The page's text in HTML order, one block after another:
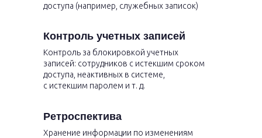
Контроль учетных записей
Контроль за блокировкой учетных
записей: сотрудников с истекшим сроком
доступа, неактивных в системе,
с истекшим паролем и т. д.
Хранение информации по изменениям
Ретроспектива
доступа (например, служебных записок)